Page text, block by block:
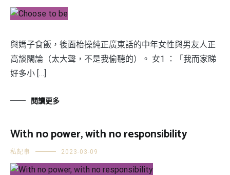
與媽子食飯，後面枱操純正廣東話的中年女性與男友人正
高談闊論（太大聲，不是我偷聽的）。 女1 ：「我而家睇
好多小 […]
閱讀更多
With no power, with no responsibility
私記事 2023-03-09